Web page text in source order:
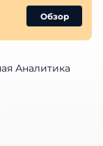
Обзор
Аналитика